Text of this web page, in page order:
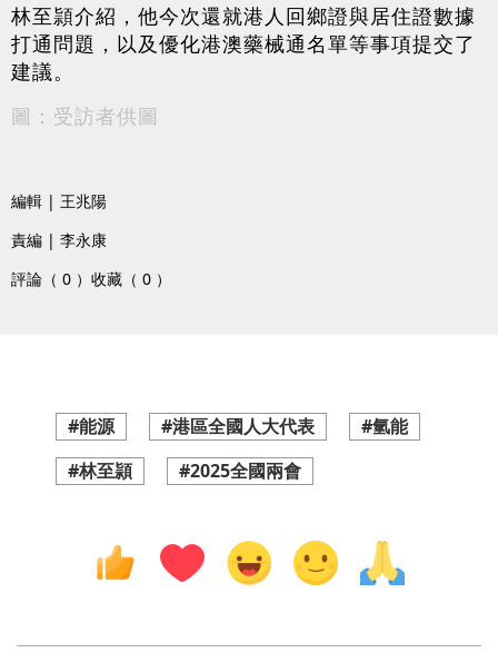
林至頴介紹，他今次還就港人回鄉證與居住證數據
打通問題，以及優化港澳藥械通名單等事項提交了
建議。
圖：受訪者供圖
編輯 | 王兆陽
責編 | 李永康
評論（ 0 ） 收藏（ 0 ）
#能源 #港區全國人大代表
#氫能
#林至頴
#2025全國兩會